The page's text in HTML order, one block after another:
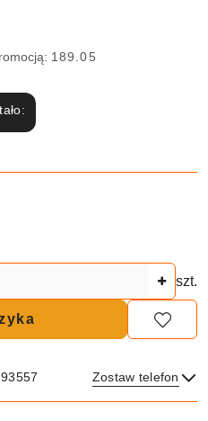
189.05
szt.
Zostaw telefon